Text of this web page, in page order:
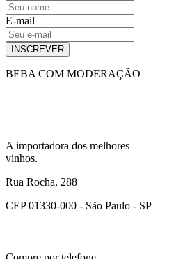
E-mail
INSCREVER
BEBA COM MODERAÇÃO
A importadora dos melhores
vinhos.
Rua Rocha, 288
CEP 01330-000 - São Paulo - SP